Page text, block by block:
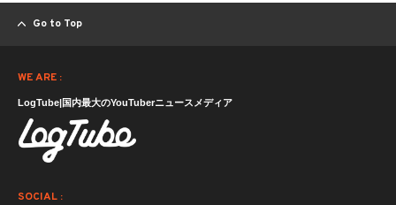
Go to Top
WE ARE :
LogTube|国内最大のYouTuberニュースメディア
SOCIAL :